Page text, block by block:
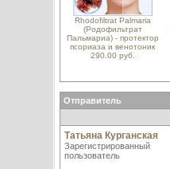
Rhodofiltrat Palmaria
(Родофильтрат
Пальмариа) - протектор
псориаза и венотоник
290.00 руб.
Отправитель
Татьяна Курганская
Зарегистрированный
пользователь